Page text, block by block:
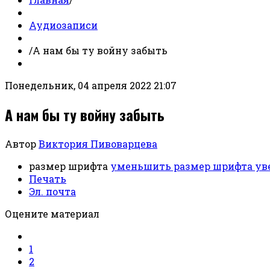
Аудиозаписи
/А нам бы ту войну забыть
Понедельник, 04 апреля 2022 21:07
А нам бы ту войну забыть
АвторВиктория Пивоварцева
размер шрифта уменьшить размер шрифта
Печать
Эл. почта
Оцените материал
1
2